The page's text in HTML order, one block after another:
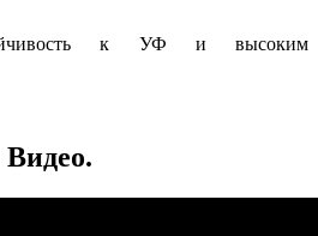
к УФ и высоким
Видео.